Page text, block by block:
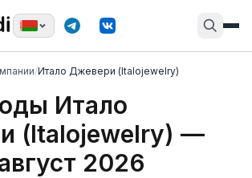
/Итало Джевери (Italojewelry)
Итало
(Italojewelry) —
2026